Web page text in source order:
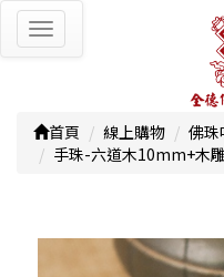
Toggle
navigation
首頁 線上購物 佛珠
手珠-六道木10mm+木雕